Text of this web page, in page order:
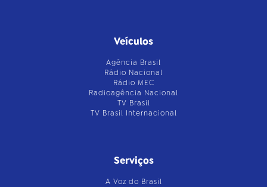
Veículos
Agência Brasil
Rádio Nacional
Rádio MEC
Radioagência Nacional
TV Brasil
TV Brasil Internacional
Serviços
A Voz do Brasil